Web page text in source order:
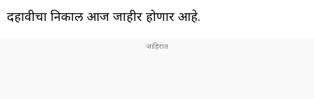
दहावीचा निकाल आज जाहीर होणार आहे.